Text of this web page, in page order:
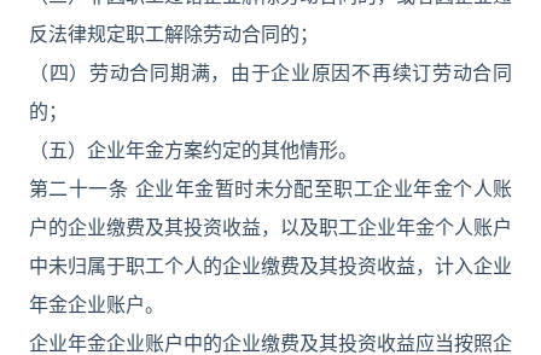
反法律规定职工解除劳动合同的；
（四）劳动合同期满，由于企业原因不再续订劳动合同
的；
（五）企业年金方案约定的其他情形。
第二十一条 企业年金暂时未分配至职工企业年金个人账
户的企业缴费及其投资收益，以及职工企业年金个人账户
中未归属于职工个人的企业缴费及其投资收益，计入企业
年金企业账户。
企业年金企业账户中的企业缴费及其投资收益应当按照企